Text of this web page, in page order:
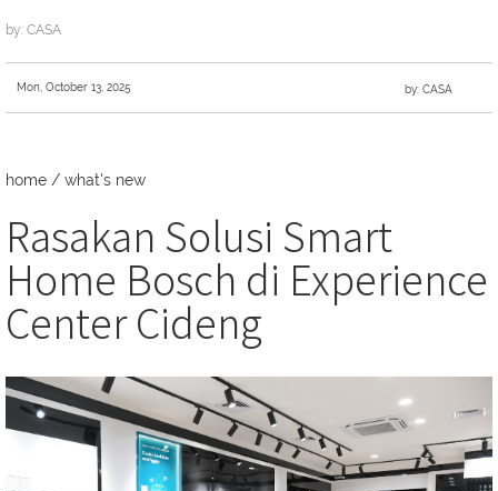
by: CASA
Mon, October 13, 2025 by: CASA
home / what's new
Rasakan Solusi Smart
Home Bosch di Experience
Center Cideng